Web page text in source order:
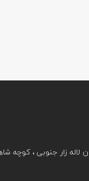
لاله زار جنوبی ، کوچه